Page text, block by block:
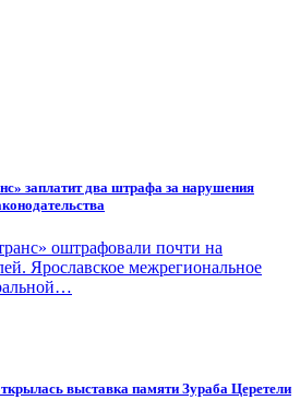
заплатит два штрафа за нарушения
оштрафовали почти на
Ярославское межрегиональное
выставка памяти Зураба Церетели